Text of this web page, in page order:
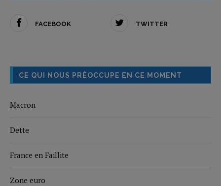
FACEBOOK TWITTER
CE QUI NOUS PRÉOCCUPE EN CE MOMENT
Macron
Dette
France en Faillite
Zone euro